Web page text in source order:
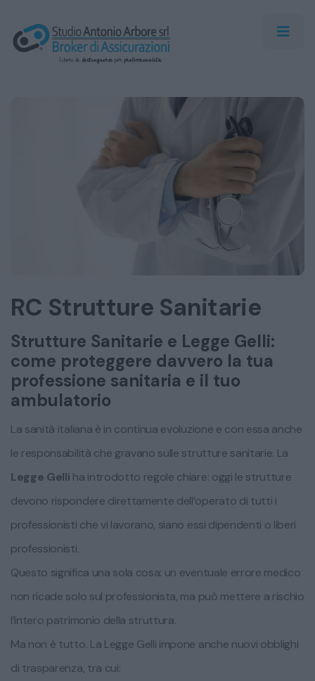
RC Strutture Sanitarie
Strutture Sanitarie e Legge Gelli:
come proteggere davvero la tua
professione sanitaria e il tuo
ambulatorio
La sanità italiana è in continua evoluzione e con essa anche
le responsabilità che gravano sulle strutture sanitarie. La
Legge Gelli ha introdotto regole chiare: oggi le strutture
devono rispondere direttamente dell’operato di tutti i
professionisti che vi lavorano, siano essi dipendenti o liberi
professionisti.
Questo significa una sola cosa: un eventuale errore medico
non ricade solo sul professionista, ma può mettere a rischio
l’intero patrimonio della struttura.
Ma non è tutto. La Legge Gelli impone anche nuovi obblighi
di trasparenza, tra cui: